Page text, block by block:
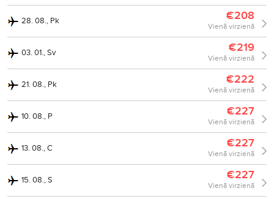
28. 08., Pk €208
Vienā virzienā
03. 01., Sv €219
Vienā virzienā
21. 08., Pk €222
Vienā virzienā
10. 08., P €227
Vienā virzienā
13. 08., C €227
Vienā virzienā
15. 08., S €227
Vienā virzienā